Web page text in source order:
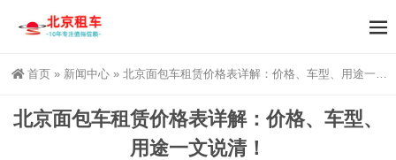
首页 » 新闻中心 » 北京面包车租赁价格表详解：价格、车型、用途一文说清！
北京面包车租赁价格表详解：价格、车型、
用途一文说清！